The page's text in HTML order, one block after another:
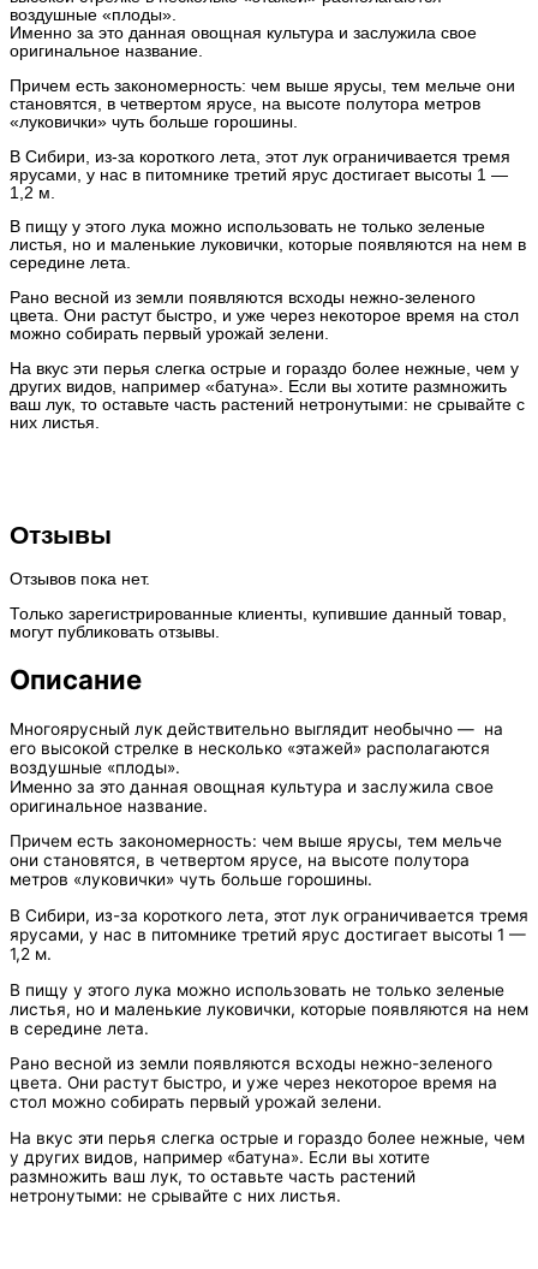
воздушные «плоды».
Именно за это данная овощная культура и заслужила свое
оригинальное название.
Причем есть закономерность: чем выше ярусы, тем мельче они
становятся, в четвертом ярусе, на высоте полутора метров
«луковички» чуть больше горошины.
В Сибири, из-за короткого лета, этот лук ограничивается тремя
ярусами, у нас в питомнике третий ярус достигает высоты 1 —
1,2 м.
В пищу у этого лука можно использовать не только зеленые
листья, но и маленькие луковички, которые появляются на нем в
середине лета.
Рано весной из земли появляются всходы нежно-зеленого
цвета. Они растут быстро, и уже через некоторое время на стол
можно собирать первый урожай зелени.
На вкус эти перья слегка острые и гораздо более нежные, чем у
других видов, например «батуна». Если вы хотите размножить
ваш лук, то оставьте часть растений нетронутыми: не срывайте с
них листья.
Отзывы
Отзывов пока нет.
Только зарегистрированные клиенты, купившие данный товар,
могут публиковать отзывы.
Описание
Многоярусный лук действительно выглядит необычно — на
его высокой стрелке в несколько «этажей» располагаются
воздушные «плоды».
Именно за это данная овощная культура и заслужила свое
оригинальное название.
Причем есть закономерность: чем выше ярусы, тем мельче
они становятся, в четвертом ярусе, на высоте полутора
метров «луковички» чуть больше горошины.
В Сибири, из-за короткого лета, этот лук ограничивается тремя
ярусами, у нас в питомнике третий ярус достигает высоты 1 —
1,2 м.
В пищу у этого лука можно использовать не только зеленые
листья, но и маленькие луковички, которые появляются на нем
в середине лета.
Рано весной из земли появляются всходы нежно-зеленого
цвета. Они растут быстро, и уже через некоторое время на
стол можно собирать первый урожай зелени.
На вкус эти перья слегка острые и гораздо более нежные, чем
у других видов, например «батуна». Если вы хотите
размножить ваш лук, то оставьте часть растений
нетронутыми: не срывайте с них листья.